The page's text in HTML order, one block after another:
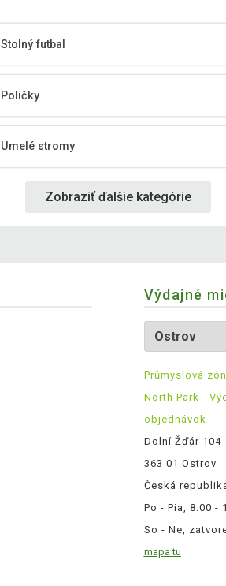
Stolný futbal
Poličky
Umelé stromy
Zobraziť ďalšie kategórie
Výdajné
Průmyslová
North Park -
objednávok
Dolní Žďár 104
363 01 Ostrov
Česká
Po - Pia, 8:00 -
So - Ne,
mapa tu